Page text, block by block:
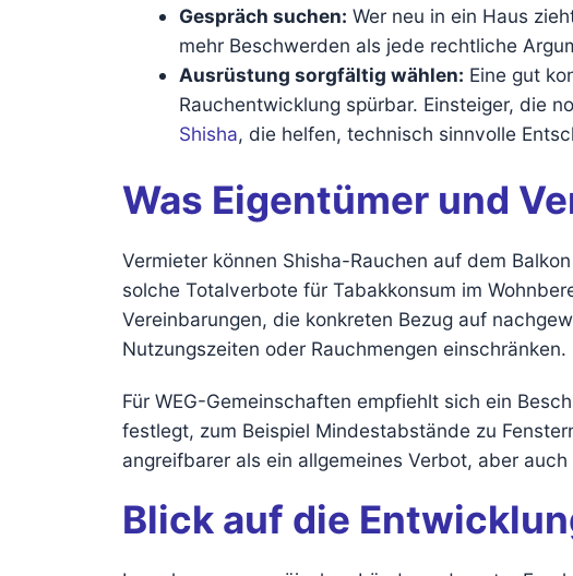
Gespräch suchen: Wer neu in ein Haus
mehr Beschwerden als jede rechtliche
Ausrüstung sorgfältig wählen: Eine gut
Rauchentwicklung spürbar. Einsteiger, die
Shisha, die helfen, technisch sinnvolle
Was Eigentümer und
Vermieter können Shisha-Rauchen auf dem
solche Totalverbote für Tabakkonsum im
Vereinbarungen, die konkreten Bezug auf
Nutzungszeiten oder Rauchmengen einschränken.
Für WEG-Gemeinschaften empfiehlt sich ein
festlegt, zum Beispiel Mindestabstände zu
angreifbarer als ein allgemeines Verbot, aber
Blick auf die